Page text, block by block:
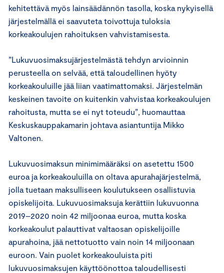
kehitettävä myös lainsäädännön tasolla, koska nykyisellä
järjestelmällä ei saavuteta toivottuja tuloksia
korkeakoulujen rahoituksen vahvistamisesta.
”Lukuvuosimaksujärjestelmästä tehdyn arvioinnin
perusteella on selvää, että taloudellinen hyöty
korkeakouluille jää liian vaatimattomaksi. Järjestelmän
keskeinen tavoite on kuitenkin vahvistaa korkeakoulujen
rahoitusta, mutta se ei nyt toteudu”, huomauttaa
Keskuskauppakamarin johtava asiantuntija Mikko
Valtonen.
Lukuvuosimaksun minimimääräksi on asetettu 1500
euroa ja korkeakouluilla on oltava apurahajärjestelmä,
jolla tuetaan maksulliseen koulutukseen osallistuvia
opiskelijoita. Lukuvuosimaksuja kerättiin lukuvuonna
2019–2020 noin 42 miljoonaa euroa, mutta koska
korkeakoulut palauttivat valtaosan opiskelijoille
apurahoina, jää nettotuotto vain noin 14 miljoonaan
euroon. Vain puolet korkeakouluista piti
lukuvuosimaksujen käyttöönottoa taloudellisesti